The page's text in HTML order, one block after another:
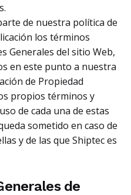
de nuestra política de
los términos
Generales del sitio Web,
en este punto a nuestra
de Propiedad
propios términos y
de cada una de estas
sometido en caso de
y de las que Shiptec es
de